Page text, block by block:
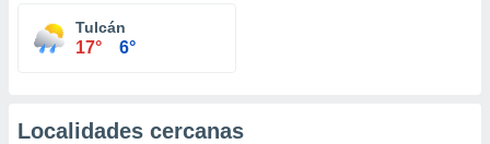
Tulcán
17° 6°
Localidades cercanas